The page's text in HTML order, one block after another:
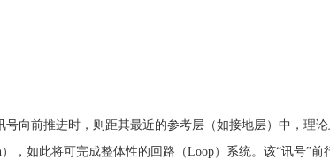
向前推进时，则距其最近的参考层（如接地层）中，理
，如此将可完成整体性的回路（Loop）系统。该“讯号”前